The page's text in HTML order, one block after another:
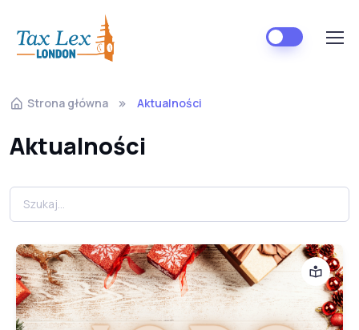
Strona główna Aktualności
Aktualności